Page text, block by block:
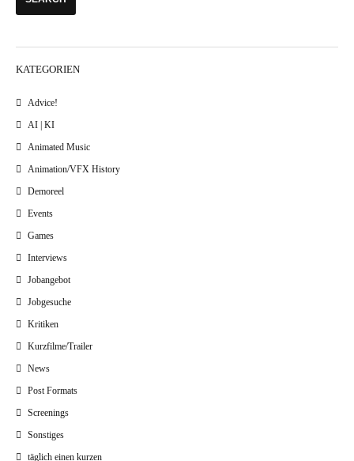
KATEGORIEN
Advice!
AI | KI
Animated Music
Animation/VFX History
Demoreel
Events
Games
Interviews
Jobangebot
Jobgesuche
Kritiken
Kurzfilme/Trailer
News
Post Formats
Screenings
Sonstiges
täglich einen kurzen